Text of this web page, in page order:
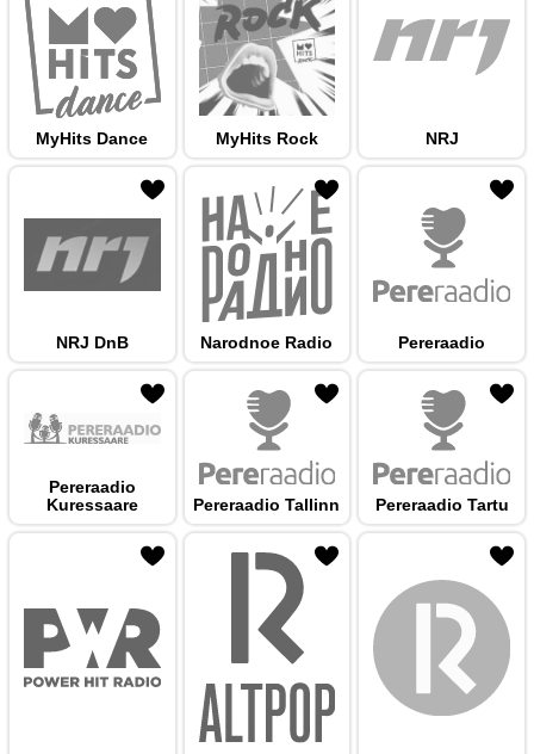
MyHits Dance MyHits Rock NRJ
NRJ DnB Narodnoe Radio Pereraadio
Pereraadio
Kuressaare
Pereraadio Tallinn Pereraadio Tartu